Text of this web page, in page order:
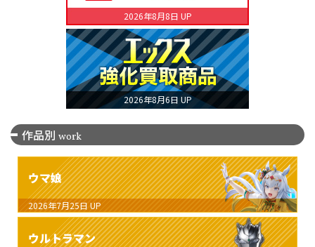
2026年8月8日 UP
2026年8月6日 UP
作品別 work
ウマ娘
2026年7月25日 UP
ウルトラマン